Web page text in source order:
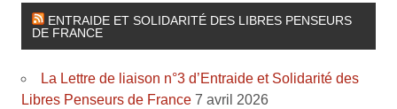
ENTRAIDE ET SOLIDARITÉ DES LIBRES PENSEURS
DE FRANCE
La Lettre de liaison n°3 d’Entraide et Solidarité des
Libres Penseurs de France 7 avril 2026